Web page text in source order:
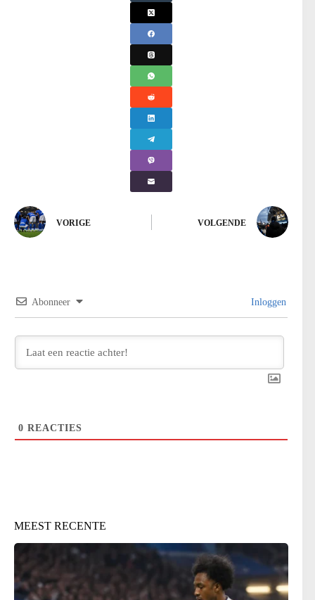
VORIGE VOLGENDE
Abonneer Inloggen
0 REACTIES
MEEST RECENTE